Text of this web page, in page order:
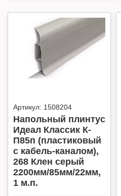
Артикул: 1508204
Напольный плинтус
Идеал Классик К-
П85п (пластиковый
с кабель-каналом),
268 Клен серый
2200мм/85мм/22мм,
1 м.п.